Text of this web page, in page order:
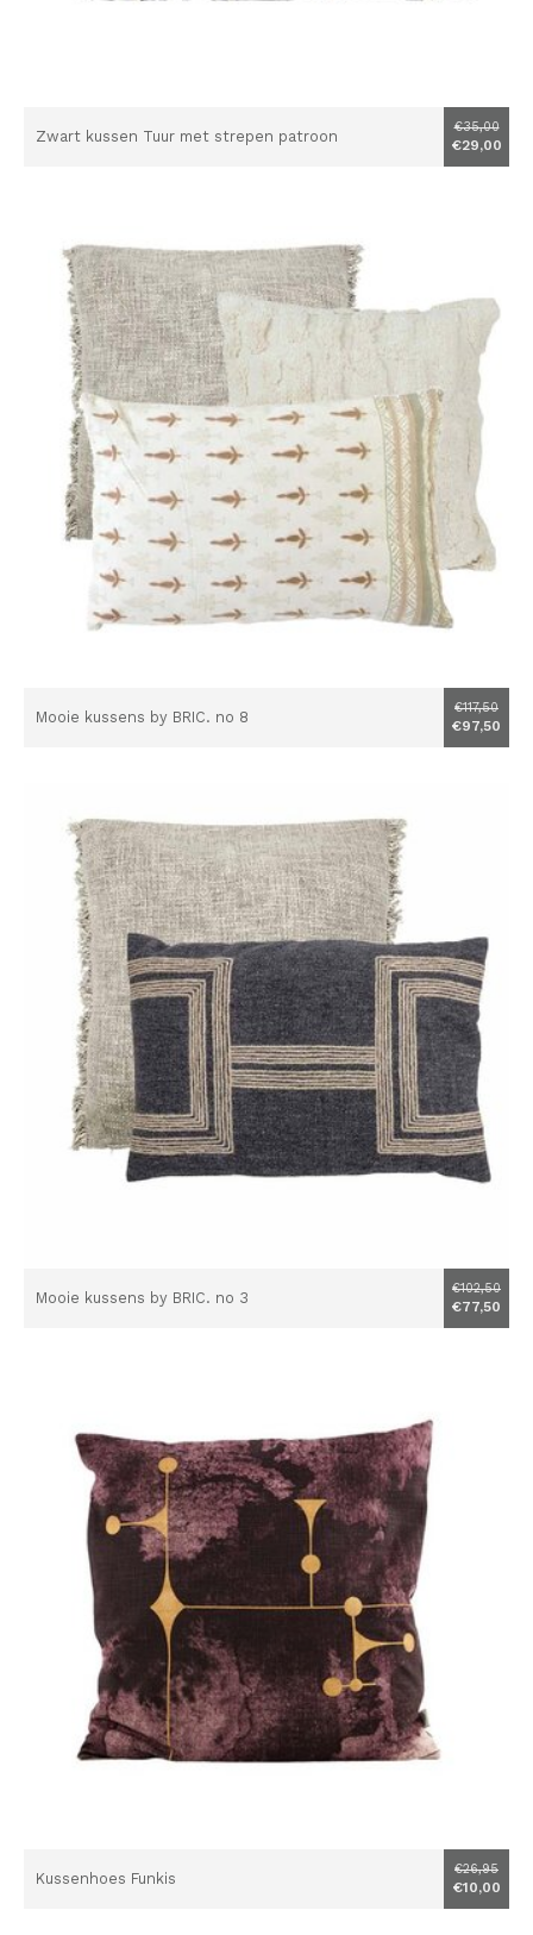
Zwart kussen Tuur met strepen patroon
€35,00
€29,00
Mooie kussens by BRIC. no 8
€117,50
€97,50
Mooie kussens by BRIC. no 3
€102,50
€77,50
Kussenhoes Funkis
€26,95
€10,00